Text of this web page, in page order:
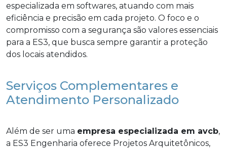
especializada em softwares, atuando com mais
eficiência e precisão em cada projeto. O foco e o
compromisso com a segurança são valores essenciais
para a ES3, que busca sempre garantir a proteção
dos locais atendidos.
Serviços Complementares e
Atendimento Personalizado
Além de ser uma empresa especializada em avcb,
a ES3 Engenharia oferece Projetos Arquitetônicos,